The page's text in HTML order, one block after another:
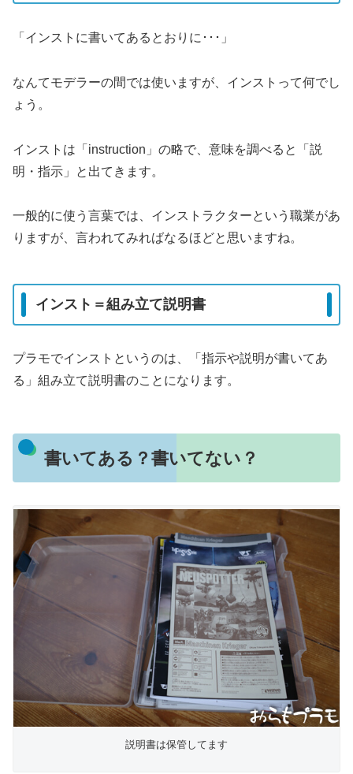
「インストに書いてあるとおりに･･･」
なんてモデラーの間では使いますが、インストって何でし
ょう。
インストは「instruction」の略で、意味を調べると「説
明・指示」と出てきます。
一般的に使う言葉では、インストラクターという職業があ
りますが、言われてみればなるほどと思いますね。
インスト＝組み立て説明書
プラモでインストというのは、「指示や説明が書いてあ
る」組み立て説明書のことになります。
書いてある？書いてない？
説明書は保管してます